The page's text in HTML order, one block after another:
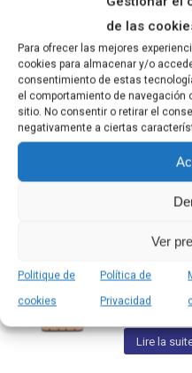
de las
Para ofrecer las mejores
cookies para almacenar y/o
consentimiento de estas
el comportamiento de
sitio. No consentir o retirar el
negativamente a ciertas
Ver
Politique de
cookies
Política de
Privacidad
Produits
Lire la
Lire la